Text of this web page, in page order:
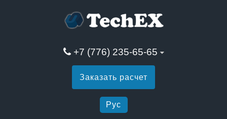
+7 (776) 235-65-65
Заказать расчет
Рус